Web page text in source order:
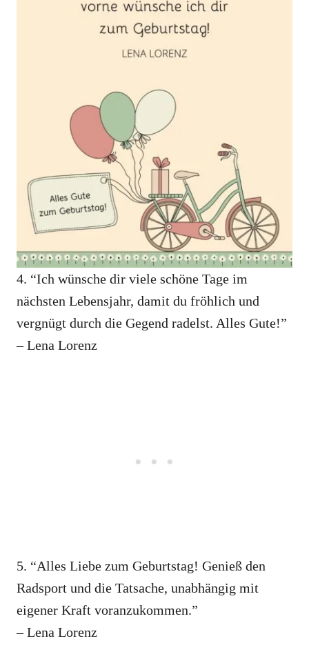
4. “Ich wünsche dir viele schöne Tage im
nächsten Lebensjahr, damit du fröhlich und
vergnügt durch die Gegend radelst. Alles Gute!”
– Lena Lorenz
5. “Alles Liebe zum Geburtstag! Genieß den
Radsport und die Tatsache, unabhängig mit
eigener Kraft voranzukommen.”
– Lena Lorenz